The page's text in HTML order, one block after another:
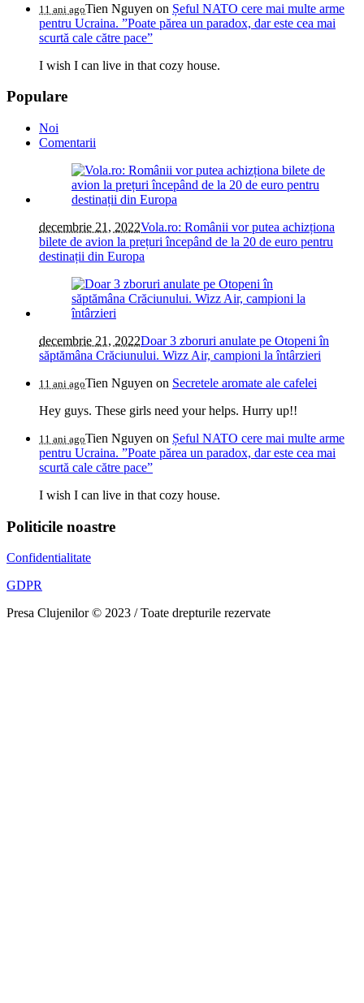
11 ani agoTien Nguyen on Șeful NATO cere mai multe arme
pentru Ucraina. ”Poate părea un paradox, dar este cea mai
scurtă cale către pace”
I wish I can live in that cozy house.
Populare
Noi
Comentarii
decembrie 21, 2022Vola.ro: Românii vor putea achizționa
bilete de avion la prețuri începând de la 20 de euro pentru
destinații din Europa
decembrie 21, 2022Doar 3 zboruri anulate pe Otopeni în
săptămâna Crăciunului. Wizz Air, campioni la întârzieri
11 ani agoTien Nguyen on Secretele aromate ale cafelei
Hey guys. These girls need your helps. Hurry up!!
11 ani agoTien Nguyen on Șeful NATO cere mai multe arme
pentru Ucraina. ”Poate părea un paradox, dar este cea mai
scurtă cale către pace”
I wish I can live in that cozy house.
Politicile noastre
Confidentialitate
GDPR
Presa Clujenilor © 2023 / Toate drepturile rezervate